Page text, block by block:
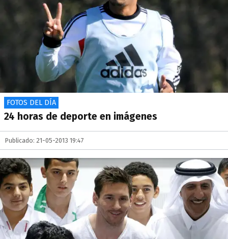
FOTOS DEL DÍA
24 horas de deporte en imágenes
Publicado: 21-05-2013 19:47